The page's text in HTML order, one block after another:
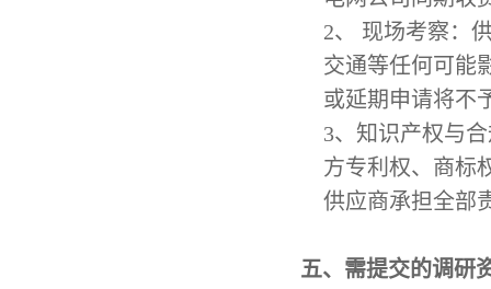
2、
现场考察：
交通等任何可能
或延期申请将不
3、 知识产权与
方专利权、商标
供应商承担全部
五、需提交的调研